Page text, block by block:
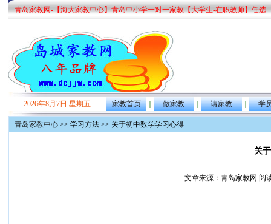
青岛家教网-【海大家教中心】青岛中小学一对一家教【大学生-在职教师】任选
2026年8月7日 星期五 家教首页 ｜ 做家教 ｜ 请家教 ｜ 学
青岛家教中心>> 学习方法 >> 关于初中数学学习心得
关
文章来源：青岛家教网 阅